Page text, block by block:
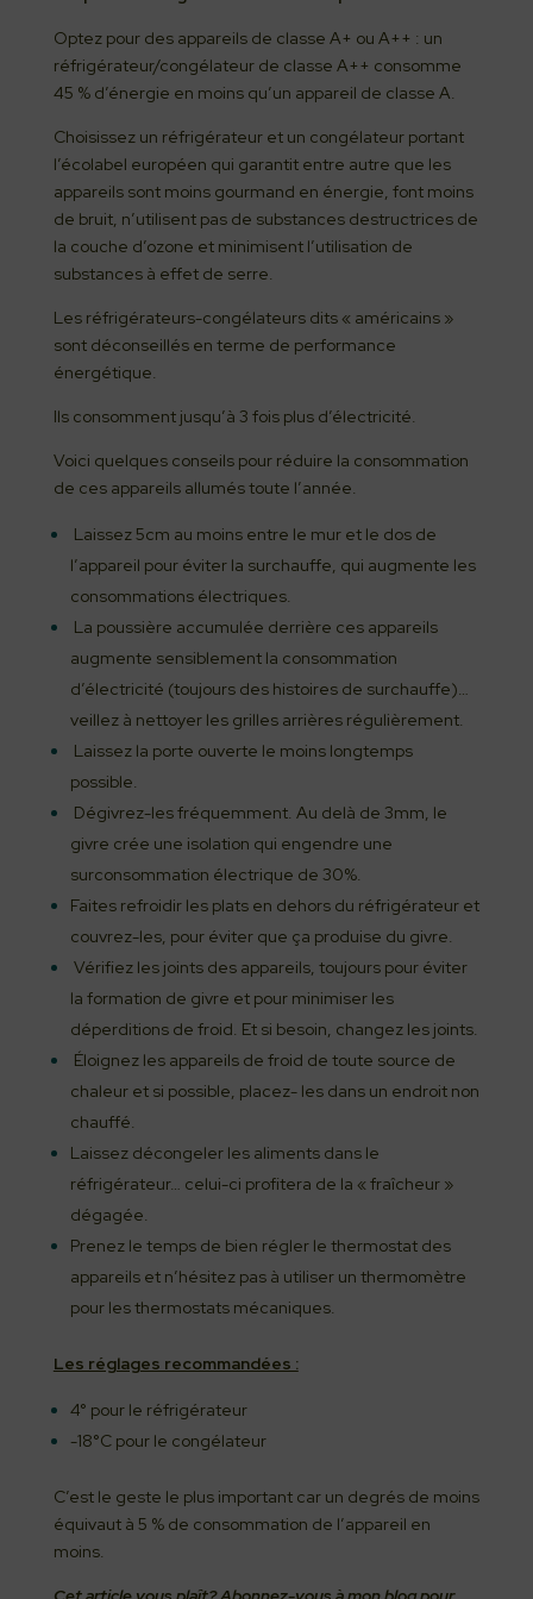
Optez pour des appareils de classe A+ ou A++ : un
réfrigérateur/congélateur de classe A++ consomme
45 % d’énergie en moins qu’un appareil de classe A.
Choisissez un réfrigérateur et un congélateur portant
l’écolabel européen qui garantit entre autre que les
appareils sont moins gourmand en énergie, font moins
de bruit, n’utilisent pas de substances destructrices de
la couche d’ozone et minimisent l’utilisation de
substances à effet de serre.
Les réfrigérateurs-congélateurs dits « américains »
sont déconseillés en terme de performance
énergétique.
Ils consomment jusqu’à 3 fois plus d’électricité.
Voici quelques conseils pour réduire la consommation
de ces appareils allumés toute l’année.
Laissez 5cm au moins entre le mur et le dos de
l’appareil pour éviter la surchauffe, qui augmente les
consommations électriques.
La poussière accumulée derrière ces appareils
augmente sensiblement la consommation
d’électricité (toujours des histoires de surchauffe)…
veillez à nettoyer les grilles arrières régulièrement.
Laissez la porte ouverte le moins longtemps
possible.
Dégivrez-les fréquemment. Au delà de 3mm, le
givre crée une isolation qui engendre une
surconsommation électrique de 30%.
Faites refroidir les plats en dehors du réfrigérateur et
couvrez-les, pour éviter que ça produise du givre.
Vérifiez les joints des appareils, toujours pour éviter
la formation de givre et pour minimiser les
déperditions de froid. Et si besoin, changez les joints.
Éloignez les appareils de froid de toute source de
chaleur et si possible, placez- les dans un endroit non
chauffé.
Laissez décongeler les aliments dans le
réfrigérateur… celui-ci profitera de la « fraîcheur »
dégagée.
Prenez le temps de bien régler le thermostat des
appareils et n’hésitez pas à utiliser un thermomètre
pour les thermostats mécaniques.
Les réglages recommandées :
4° pour le réfrigérateur
-18°C pour le congélateur
C’est le geste le plus important car un degrés de moins
équivaut à 5 % de consommation de l’appareil en
moins.